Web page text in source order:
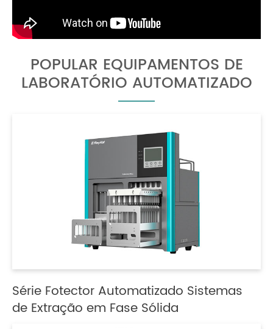
POPULAR EQUIPAMENTOS DE
LABORATÓRIO AUTOMATIZADO
Série Fotector Automatizado Sistemas
de Extração em Fase Sólida